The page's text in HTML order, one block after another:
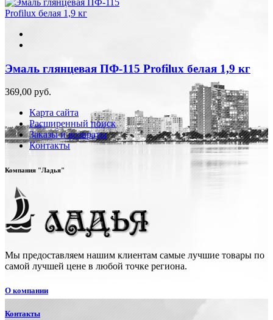
Эмаль глянцевая ПФ-115 Profilux белая 1,9 кг
369,00 руб.
Карта сайта
Расширенный поиск
Заказы и возвраты
Контакты
Компания "Ладья"
Мы предоставляем нашим клиентам самые лучшие товары по
самой лучшей цене в любой точке региона.
О компании
Контакты